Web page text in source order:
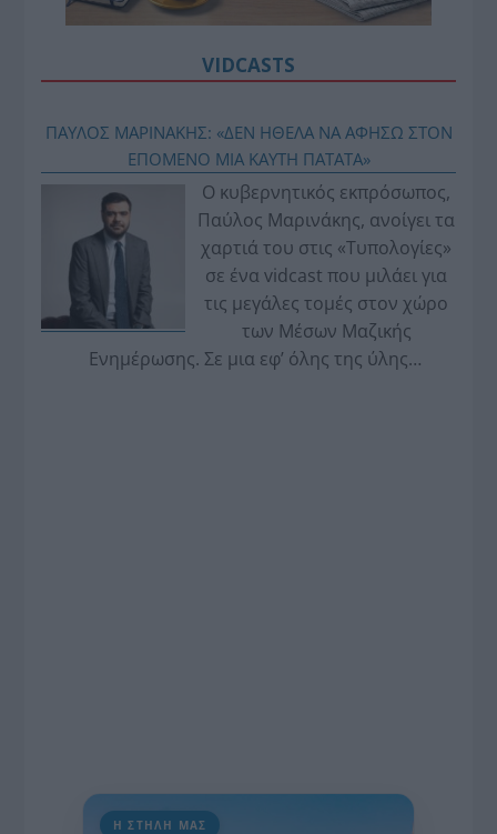
VIDCASTS
ΠΑΥΛΟΣ ΜΑΡΙΝΑΚΗΣ: «ΔΕΝ ΗΘΕΛΑ ΝΑ ΑΦΗΣΩ ΣΤΟΝ
ΕΠΟΜΕΝΟ ΜΙΑ ΚΑΥΤΗ ΠΑΤΑΤΑ»
Ο κυβερνητικός εκπρόσωπος,
Παύλος Μαρινάκης, ανοίγει τα
χαρτιά του στις «Τυπολογίες»
σε ένα vidcast που μιλάει για
τις μεγάλες τομές στον χώρο
των Μέσων Μαζικής
Ενημέρωσης. Σε μια εφ’ όλης της ύλης
Η ΣΤΗΛΗ ΜΑΣ